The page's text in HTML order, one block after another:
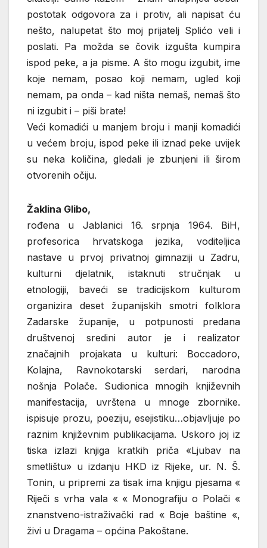
postotak odgovora za i protiv, ali napisat ću
nešto, nalupetat što moj prijatelj Splićo veli i
poslati. Pa možda se čovik izgušta kumpira
ispod peke, a ja pisme. A što mogu izgubit, ime
koje nemam, posao koji nemam, ugled koji
nemam, pa onda – kad ništa nemaš, nemaš što
ni izgubit i – piši brate!
Veći komadići u manjem broju i manji komadići
u većem broju, ispod peke ili iznad peke uvijek
su neka količina, gledali je zbunjeni ili širom
otvorenih očiju.
Žaklina Glibo,
rođena u Jablanici 16. srpnja 1964. BiH,
profesorica hrvatskoga jezika, voditeljica
nastave u prvoj privatnoj gimnaziji u Zadru,
kulturni djelatnik, istaknuti stručnjak u
etnologiji, baveći se tradicijskom kulturom
organizira deset županijskih smotri folklora
Zadarske županije, u potpunosti predana
društvenoj sredini autor je i realizator
značajnih projakata u kulturi: Boccadoro,
Kolajna, Ravnokotarski serdari, narodna
nošnja Polače. Sudionica mnogih književnih
manifestacija, uvrštena u mnoge zbornike.
ispisuje prozu, poeziju, esejistiku…objavljuje po
raznim književnim publikacijama. Uskoro joj iz
tiska izlazi knjiga kratkih priča «Ljubav na
smetlištu» u izdanju HKD iz Rijeke, ur. N. Š.
Tonin, u pripremi za tisak ima knjigu pjesama «
Riječi s vrha vala « « Monografiju o Polači «
znanstveno-istraživački rad « Boje baštine «,
živi u Dragama – općina Pakoštane.